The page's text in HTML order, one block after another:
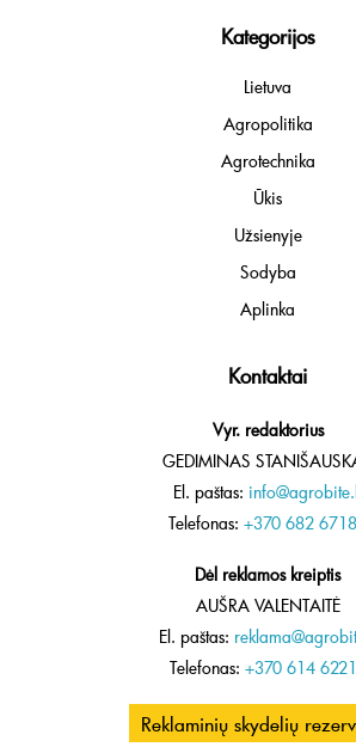
Kategorijos
Lietuva
Agropolitika
Agrotechnika
Ūkis
Užsienyje
Sodyba
Aplinka
Kontaktai
Vyr. redaktorius
GEDIMINAS
El. paštas:
Telefonas: +370 682
Dėl reklamos kreiptis
AUŠRA VALENTAITĖ
El. paštas:
Telefonas: +370 614
Reklaminių skydelių